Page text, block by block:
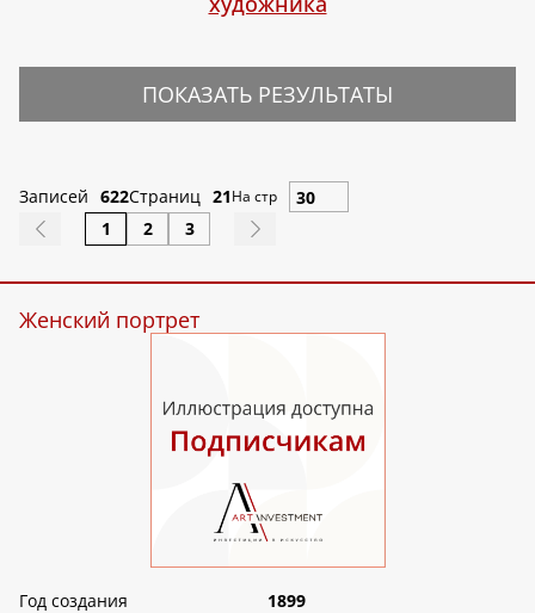
ПОКАЗАТЬ РЕЗУЛЬТАТЫ
Записей 622Страниц 21На стр
1 2 3
Женский портрет
Год создания
1899